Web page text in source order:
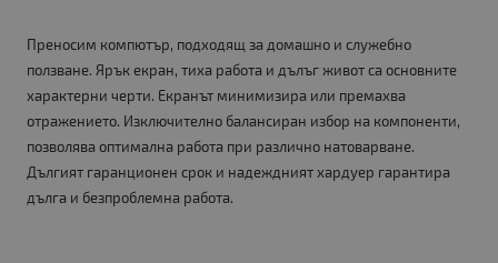
Преносим компютър, подходящ за домашно и служебно
ползване. Ярък екран, тиха работа и дълъг живот са основните
характерни черти. Екранът минимизира или премахва
отражението. Изключително балансиран избор на компоненти,
позволява оптимална работа при различно натоварване.
Дългият гаранционен срок и надеждният хардуер гарантира
дълга и безпроблемна работа.